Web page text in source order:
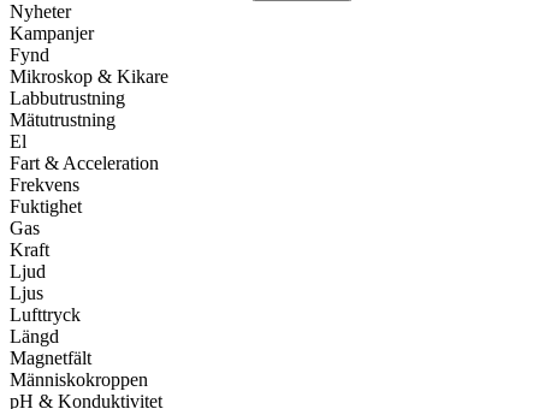
Nyheter
Kampanjer
Fynd
Mikroskop & Kikare
Labbutrustning
Mätutrustning
El
Fart & Acceleration
Frekvens
Fuktighet
Gas
Kraft
Ljud
Ljus
Lufttryck
Längd
Magnetfält
Människokroppen
pH & Konduktivitet